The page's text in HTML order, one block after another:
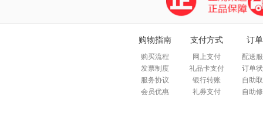
购物指南
购买流程
发票制度
服务协议
会员优惠
支付方式
网上支付
礼品卡支付
银行转账
礼券支付
订
配送
订单
自助
自助